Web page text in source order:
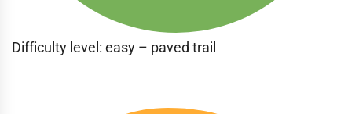
Difficulty level: easy – paved trail